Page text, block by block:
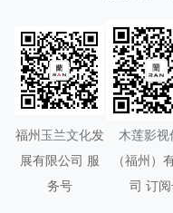
福州玉兰文化发
展有限公司 服
务号
木莲影视
（福州）
司 订